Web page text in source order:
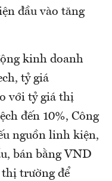
đầu vào tăng
kinh doanh
tỷ giá
với tỷ giá thị
đến 10%, Công
nguồn linh kiện,
bán bằng VND
thị trường để